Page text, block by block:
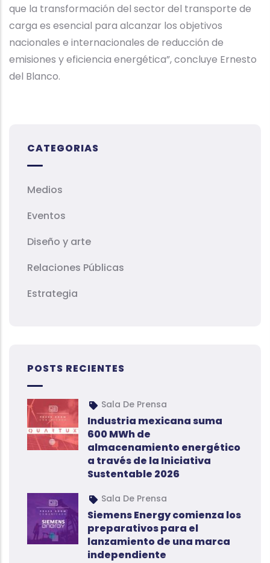
que la transformación del sector del transporte de
carga es esencial para alcanzar los objetivos
nacionales e internacionales de reducción de
emisiones y eficiencia energética”, concluye Ernesto
del Blanco.
CATEGORIAS
Medios
Eventos
Diseño y arte
Relaciones Públicas
Estrategia
POSTS RECIENTES
Sala De Prensa
Industria mexicana suma
600 MWh de
almacenamiento energético
a través de la Iniciativa
Sustentable 2026
Sala De Prensa
Siemens Energy comienza los
preparativos para el
lanzamiento de una marca
independiente